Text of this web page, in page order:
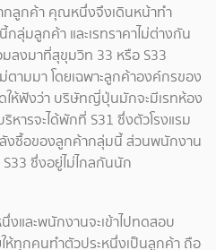
กลูกค้า คุณหนึ่งจึงเดินหน้าทำ
ลุ่มลูกค้า และเรทราคาไม่ต่างกัน
ลงมาที่สุขุมวิท 33 หรือ S33
ามมา โดยเฉพาะลูกค้าองค์กรของ
ห้ฟังว่า บริษัทญี่ปุ่นมักจะมีเรทห้อง
ารจะได้พักที่ S31 ซึ่งตัวโรงแรม
ลังซื้อของลูกค้ากลุ่มนี้ ส่วนพนักงาน
ซึ่งอยู่ไม่ไกลกันนัก
และพนักงานจะเข้าไปทดสอบ
ให้ทุกคนทำตัวประหนึ่งเป็นลูกค้า ถือ